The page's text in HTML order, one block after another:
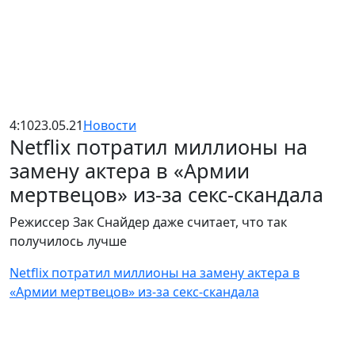
4:1023.05.21Новости
Netflix потратил миллионы на
замену актера в «Армии
мертвецов» из-за секс-скандала
Режиссер Зак Снайдер даже считает, что так
получилось лучше
Netflix потратил миллионы на замену актера в
«Армии мертвецов» из-за секс-скандала